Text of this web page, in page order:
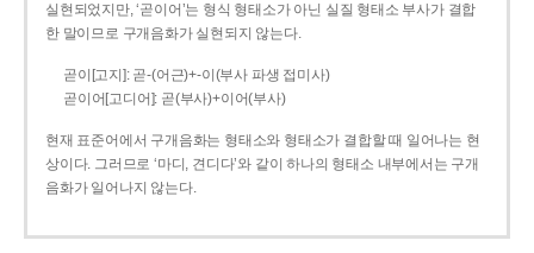
실현되었지만, ‘곧이어’는 형식 형태소가 아닌 실질 형태소 부사가 결합
한 말이므로 구개음화가 실현되지 않는다.
곧이[고지]: 곧-­(어근)+­-이(부사 파생 접미사)
곧이어[고디어]: 곧(부사)+이어(부사)
현재 표준어에서 구개음화는 형태소와 형태소가 결합할 때 일어나는 현
상이다. 그러므로 ‘마디, 견디다’와 같이 하나의 형태소 내부에서는 구개
음화가 일어나지 않는다.